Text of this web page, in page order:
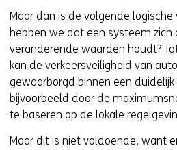
Maar dan is de volgende
hebben we dat een systeem zich
veranderende waarden houdt?
kan de verkeersveiligheid van
gewaarborgd binnen een
bijvoorbeeld door de
te baseren op de lokale
Maar dit is niet voldoende, want